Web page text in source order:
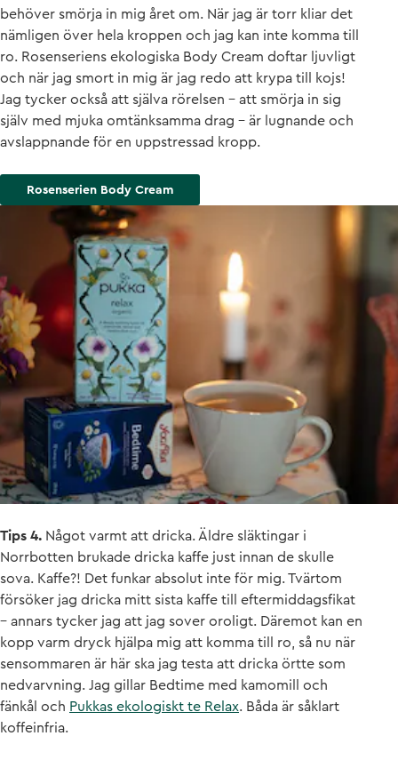
behöver smörja in mig året om. När jag är torr kliar det
nämligen över hela kroppen och jag kan inte komma till
ro. Rosenseriens ekologiska Body Cream doftar ljuvligt
och när jag smort in mig är jag redo att krypa till kojs!
Jag tycker också att själva rörelsen – att smörja in sig
själv med mjuka omtänksamma drag – är lugnande och
avslappnande för en uppstressad kropp.
Rosenserien Body Cream
Tips 4. Något varmt att dricka. Äldre släktingar i
Norrbotten brukade dricka kaffe just innan de skulle
sova. Kaffe?! Det funkar absolut inte för mig. Tvärtom
försöker jag dricka mitt sista kaffe till eftermiddagsfikat
– annars tycker jag att jag sover oroligt. Däremot kan en
kopp varm dryck hjälpa mig att komma till ro, så nu när
sensommaren är här ska jag testa att dricka örtte som
nedvarvning. Jag gillar Bedtime med kamomill och
fänkål och Pukkas ekologiskt te Relax. Båda är såklart
koffeinfria.